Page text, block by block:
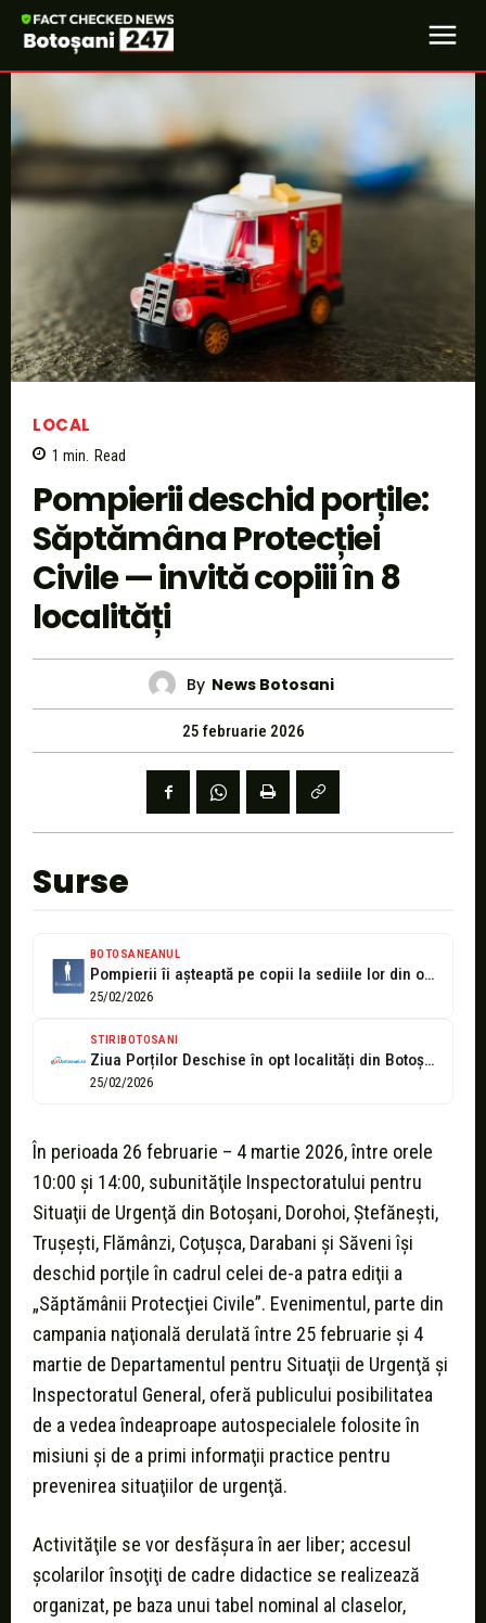
LOCAL
1 min. Read
Pompierii deschid porțile:
Săptămâna Protecției
Civile — invită copiii în 8
localități
By News Botosani
25 februarie 2026
Surse
BOTOSANEANUL
Pompierii îi așteaptă pe copii la sediile lor din opt localități
25/02/2026
STIRIBOTOSANI
Ziua Porților Deschise în opt localități din Botoșani!
25/02/2026
În perioada 26 februarie – 4 martie 2026, între orele
10:00 şi 14:00, subunităţile Inspectoratului pentru
Situaţii de Urgenţă din Botoşani, Dorohoi, Ştefăneşti,
Trușeşti, Flămânzi, Coţuşca, Darabani şi Săveni îşi
deschid porţile în cadrul celei de-a patra ediţii a
„Săptămânii Protecţiei Civile”. Evenimentul, parte din
campania naţională derulată între 25 februarie şi 4
martie de Departamentul pentru Situaţii de Urgenţă şi
Inspectoratul General, oferă publicului posibilitatea
de a vedea îndeaproape autospecialele folosite în
misiuni şi de a primi informaţii practice pentru
prevenirea situaţiilor de urgenţă.
Activităţile se vor desfăşura în aer liber; accesul
şcolarilor însoţiţi de cadre didactice se realizează
organizat, pe baza unui tabel nominal al claselor,